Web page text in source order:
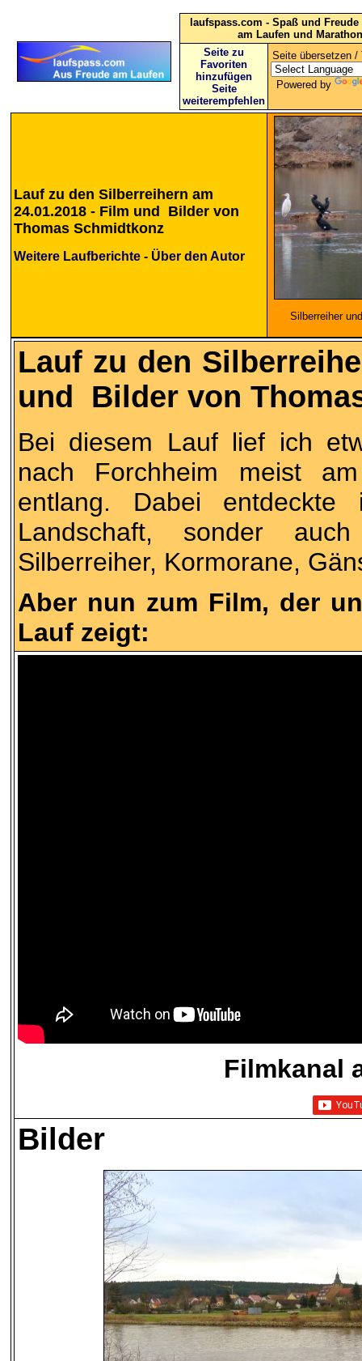
laufspass.com - Spaß und
am Laufen und Marathon
Seite zu
Favoriten
hinzufügen
Seite
weiterempfehlen
Seite übersetzen /
Powered by
Lauf zu den Silberreihern am
24.01.2018 - Film und Bilder von
Thomas Schmidtkonz
Weitere Laufberichte - Über den Autor
Silberreiher
Lauf zu den
und Bilder von
Bei diesem Lauf lief ich
nach Forchheim meist
entlang. Dabei
Landschaft, sonder
Silberreiher, Kormorane,
Aber nun zum Film, der
Lauf zeigt:
Filmkanal
Bilder